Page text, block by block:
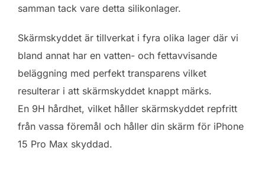
samman tack vare detta silikonlager.
Skärmskyddet är tillverkat i fyra olika lager där vi
bland annat har en vatten- och fettavvisande
beläggning med perfekt transparens vilket
resulterar i att skärmskyddet knappt märks.
En 9H hårdhet, vilket håller skärmskyddet repfritt
från vassa föremål och håller din skärm för iPhone
15 Pro Max skyddad.